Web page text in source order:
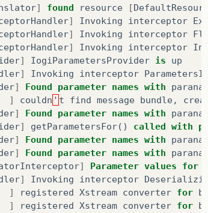
] found resource [
] Invoking interceptor
] Invoking interceptor
] Invoking interceptor
] IogiParametersProvider is
up
] Invoking interceptor
] Found parameter names with
] couldn ' t find message bundle,
] Found parameter names with
] getParametersFor() called with
] Found parameter names with
] Found parameter names with
] Parameter values for
] Invoking interceptor
] registered Xstream converter for br
] registered Xstream converter for br